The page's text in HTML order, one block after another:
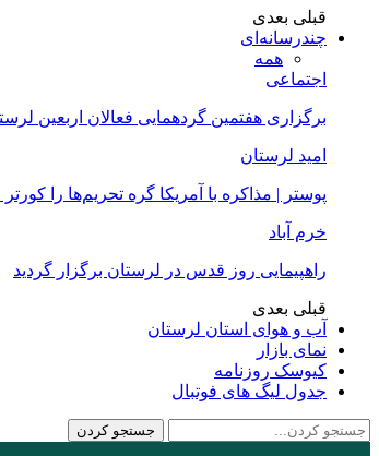
قبلی بعدی
چندرسانه‌ای
همه
اجتماعی
برگزاری هفتمین گردهمایی فعالان اربعین
امید لرستان
پوستر | مذاکره با آمریکا گره تحریم‌ها را
خرم آباد
راهپیمایی روز قدس در لرستان برگزار گردید
قبلی بعدی
آب و هوای استان لرستان
نمای بازار
کیوسک روزنامه
جدول لیگ های فوتبال